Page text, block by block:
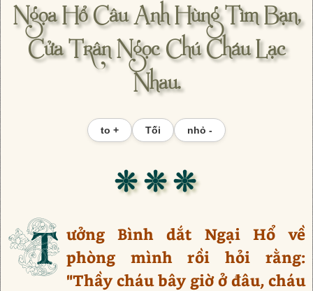
Ngọa Hổ Câu Anh Hùng Tìm Bạn,
Cửa Trân Ngọc Chú Cháu Lạc
Nhau.
to + Tối nhỏ -
❊ ❊ ❊
T ưởng Bình dắt Ngại Hổ về
phòng mình rồi hỏi rằng:
"Thầy cháu bây giờ ở đâu, cháu